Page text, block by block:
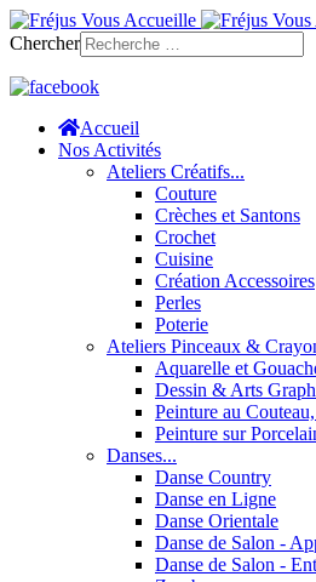
Chercher
Accueil
Nos Activités
Ateliers Créatifs...
Couture
Crèches et Santons
Crochet
Cuisine
Création Accessoires
Perles
Poterie
Ateliers Pinceaux &
Aquarelle et
Dessin & Arts
Peinture au
Peinture sur
Danses...
Danse Country
Danse en Ligne
Danse Orientale
Danse de Salon -
Danse de Salon -